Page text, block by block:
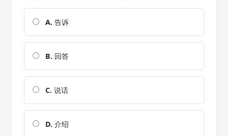
A. 告诉
B. 回答
C. 说话
D. 介绍